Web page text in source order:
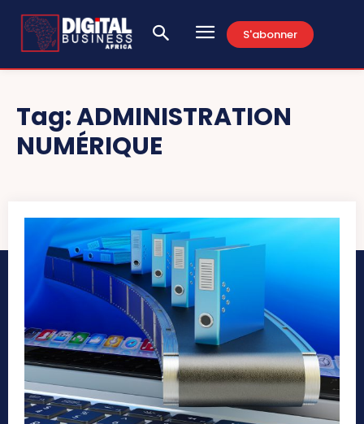
S'abonner
Tag:ADMINISTRATION
NUMÉRIQUE